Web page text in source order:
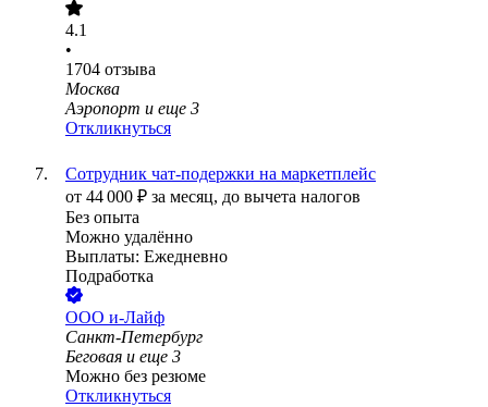
4.1
•
1704 отзыва
Москва
Аэропорт и еще 3
Откликнуться
Сотрудник чат-подержки на маркетплейс
от 44 000 ₽ за месяц, до вычета налогов
Без опыта
Можно удалённо
Выплаты: Ежедневно
Подработка
ООО и-Лайф
Санкт-Петербург
Беговая и еще 3
Можно без резюме
Откликнуться